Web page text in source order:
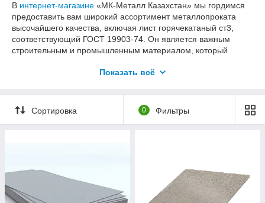
В интернет-магазине «МК-Металл Казахстан» мы гордимся
предоставить вам широкий ассортимент металлопроката
высочайшего качества, включая лист горячекатаный ст3,
соответствующий ГОСТ 19903-74. Он является важным
строительным и промышленным материалом, который
и механизмам. Реализуем листы толщины от 2 до 50 мм
Показать всё
Сортировка 0 Фильтры